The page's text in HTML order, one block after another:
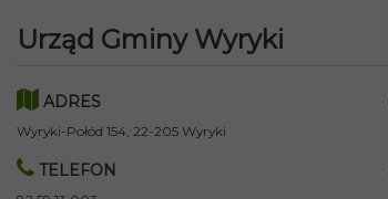
Urząd Gminy Wyryki
ADRES
Wyryki-Połód 154, 22-205 Wyryki
TELEFON